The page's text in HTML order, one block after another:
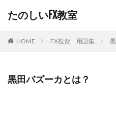
たのしいFX教室
HOME FX投資 用語集
黒田バズーカとは？